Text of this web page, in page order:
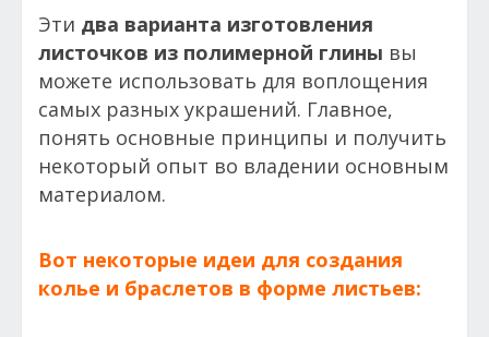
Эти два варианта изготовления
листочков из полимерной глины вы
можете использовать для воплощения
самых разных украшений. Главное,
понять основные принципы и получить
некоторый опыт во владении основным
материалом.
Вот некоторые идеи для создания
колье и браслетов в форме листьев: